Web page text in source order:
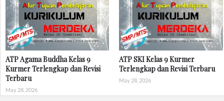
ATP Agama Buddha Kelas 9
Kurmer Terlengkap dan Revisi
Terbaru
May 28, 2026
ATP SKI Kelas 9 Kurmer
Terlengkap dan Revisi Terbaru
May 28, 2026